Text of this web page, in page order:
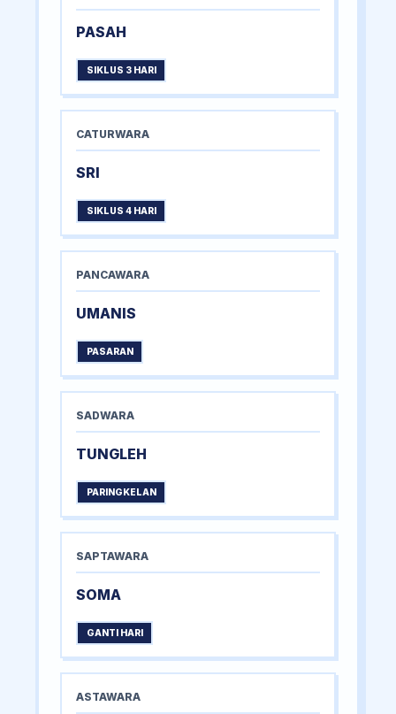
PASAH
SIKLUS 3 HARI
CATURWARA
SRI
SIKLUS 4 HARI
PANCAWARA
UMANIS
PASARAN
SADWARA
TUNGLEH
PARINGKELAN
SAPTAWARA
SOMA
GANTI HARI
ASTAWARA